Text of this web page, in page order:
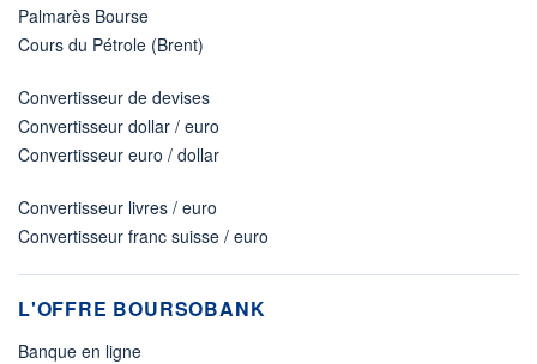
Palmarès Bourse
Cours du Pétrole (Brent)
Convertisseur de devises
Convertisseur dollar / euro
Convertisseur euro / dollar
Convertisseur livres / euro
Convertisseur franc suisse / euro
L'OFFRE BOURSOBANK
Banque en ligne